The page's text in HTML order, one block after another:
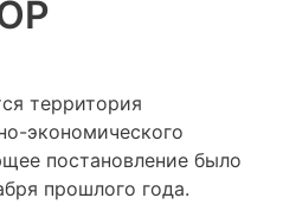
территория
экономического
постановление было
прошлого года.